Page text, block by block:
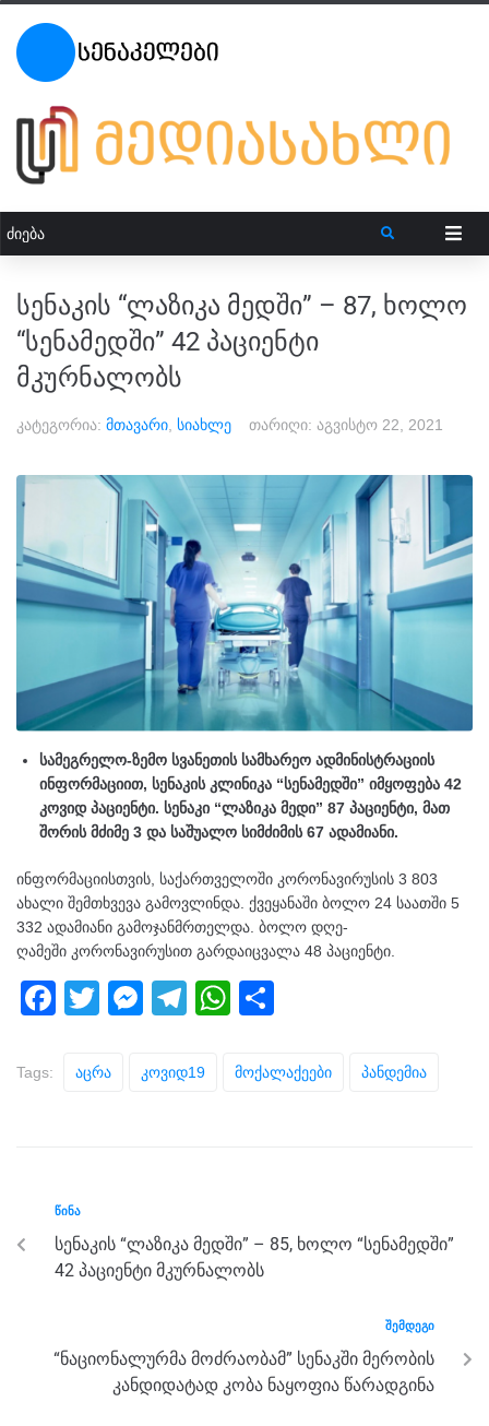
სენაკის “ლაზიკა მედში” – 87, ხოლო
“სენამედში” 42 პაციენტი
მკურნალობს
კატეგორია: მთავარი სიახლე თარიღი: აგვისტო 22, 2021
სამეგრელო-ზემო სვანეთის სამხარეო ადმინისტრაციის
ინფორმაციით, სენაკის კლინიკა “სენამედში” იმყოფება 42
კოვიდ პაციენტი. სენაკი “ლაზიკა მედი” 87 პაციენტი, მათ
შორის მძიმე 3 და საშუალო სიმძიმის 67 ადამიანი.
ინფორმაციისთვის, საქართველოში კორონავირუსის 3 803
ახალი შემთხვევა გამოვლინდა. ქვეყანაში ბოლო 24 საათში 5
332 ადამიანი გამოჯანმრთელდა. ბოლო დღე-
ღამეში კორონავირუსით გარდაიცვალა 48 პაციენტი.
F
o
k
T
tt
M
ss
T
e
W
at ar
Tags: Აცრა Კოვიდ19 Მოქალაქეები Პანდემია
ᲬᲘᲜᲐ
სენაკის “ლაზიკა მედში” – 85, ხოლო “სენამედში”
42 პაციენტი მკურნალობს
ᲨᲔᲛᲓᲔᲒᲘ
“ნაციონალურმა მოძრაობამ” სენაკში მერობის
კანდიდატად კობა ნაყოფია წარადგინა